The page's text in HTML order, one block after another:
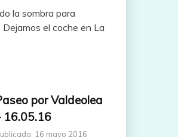
la sombra para
Dejamos el coche en La
por Valdeolea
16.05.16
16 mayo 2016